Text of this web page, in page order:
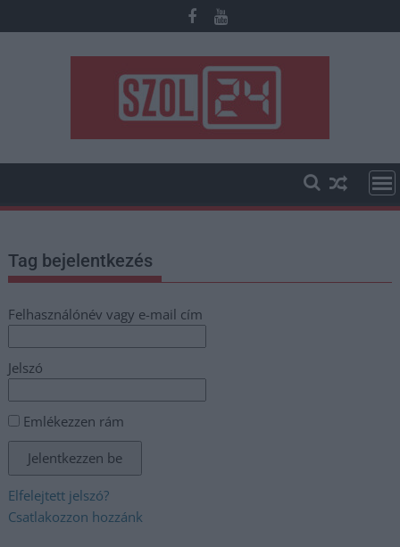
to
Tag bejelentkezés
Felhasználónév vagy e-mail cím
Jelszó
Emlékezzen rám
Elfelejtett jelszó?
Csatlakozzon hozzánk